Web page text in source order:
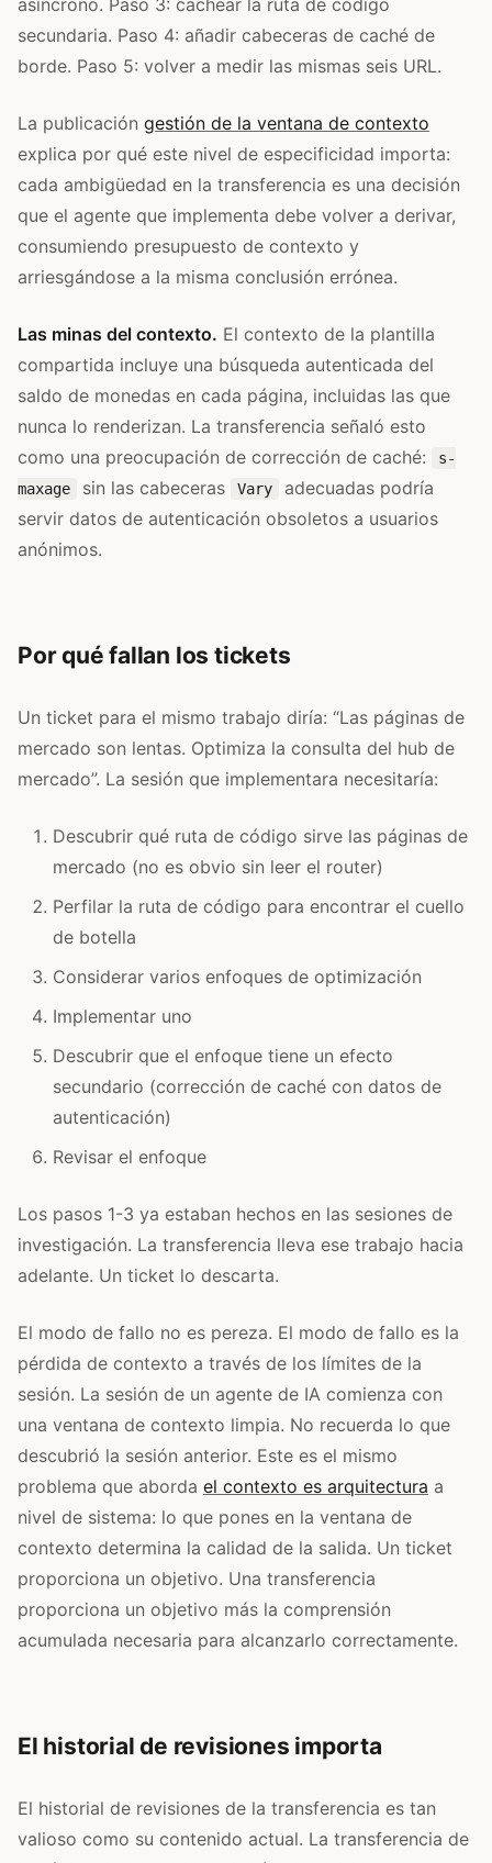
asíncrono. Paso 3: cachear la ruta de código
secundaria. Paso 4: añadir cabeceras de caché de
borde. Paso 5: volver a medir las mismas seis URL.
La publicación gestión de la ventana de contexto
explica por qué este nivel de especificidad importa:
cada ambigüedad en la transferencia es una decisión
que el agente que implementa debe volver a derivar,
consumiendo presupuesto de contexto y
arriesgándose a la misma conclusión errónea.
Las minas del contexto. El contexto de la plantilla
compartida incluye una búsqueda autenticada del
saldo de monedas en cada página, incluidas las que
nunca lo renderizan. La transferencia señaló esto
como una preocupación de corrección de caché:
s-
maxage
sin las cabeceras Vary
adecuadas podría
servir datos de autenticación obsoletos a usuarios
anónimos.
Por qué fallan los tickets
Un ticket para el mismo trabajo diría: “Las páginas de
mercado son lentas. Optimiza la consulta del hub de
mercado”. La sesión que implementara necesitaría:
Descubrir qué ruta de código sirve las páginas de
mercado (no es obvio sin leer el router)
Perfilar la ruta de código para encontrar el cuello
de botella
Considerar varios enfoques de optimización
Implementar uno
Descubrir que el enfoque tiene un efecto
secundario (corrección de caché con datos de
autenticación)
Revisar el enfoque
Los pasos 1-3 ya estaban hechos en las sesiones de
investigación. La transferencia lleva ese trabajo hacia
adelante. Un ticket lo descarta.
El modo de fallo no es pereza. El modo de fallo es la
pérdida de contexto a través de los límites de la
sesión. La sesión de un agente de IA comienza con
una ventana de contexto limpia. No recuerda lo que
descubrió la sesión anterior. Este es el mismo
problema que aborda el contexto es arquitectura a
nivel de sistema: lo que pones en la ventana de
contexto determina la calidad de la salida. Un ticket
proporciona un objetivo. Una transferencia
proporciona un objetivo más la comprensión
acumulada necesaria para alcanzarlo correctamente.
El historial de revisiones importa
El historial de revisiones de la transferencia es tan
valioso como su contenido actual. La transferencia de